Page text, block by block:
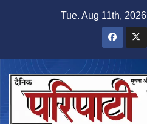
Tue. Aug 11th, 2026